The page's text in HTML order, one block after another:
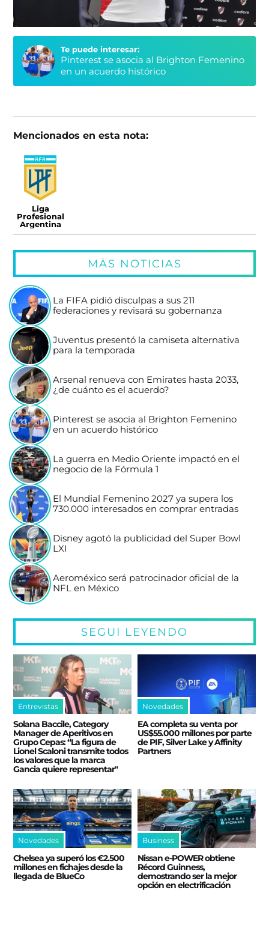
Te puede interesar:
Pinterest se asocia al Brighton Femenino
en un acuerdo histórico
Mencionados en esta nota:
Liga
Profesional
Argentina
MÁS NOTICIAS
La FIFA pidió disculpas a sus 211
federaciones y revisará su gobernanza
Juventus presentó la camiseta alternativa
para la temporada
Arsenal renueva con Emirates hasta 2033,
¿de cuánto es el acuerdo?
Pinterest se asocia al Brighton Femenino
en un acuerdo histórico
La guerra en Medio Oriente impactó en el
negocio de la Fórmula 1
El Mundial Femenino 2027 ya supera los
730.000 interesados en comprar entradas
Disney agotó la publicidad del Super Bowl
LXI
Aeroméxico será patrocinador oficial de la
NFL en México
SEGUÍ LEYENDO
Entrevistas
Solana Baccile, Category
Manager de Aperitivos en
Grupo Cepas: “La figura de
Lionel Scaloni transmite todos
los valores que la marca
Gancia quiere representar"
Novedades
EA completa su venta por
US$55.000 millones por parte
de PIF, Silver Lake y Affinity
Partners
Novedades
Chelsea ya superó los €2.500
millones en fichajes desde la
llegada de BlueCo
Business
Nissan e‑POWER obtiene
Récord Guinness,
demostrando ser la mejor
opción en electrificación